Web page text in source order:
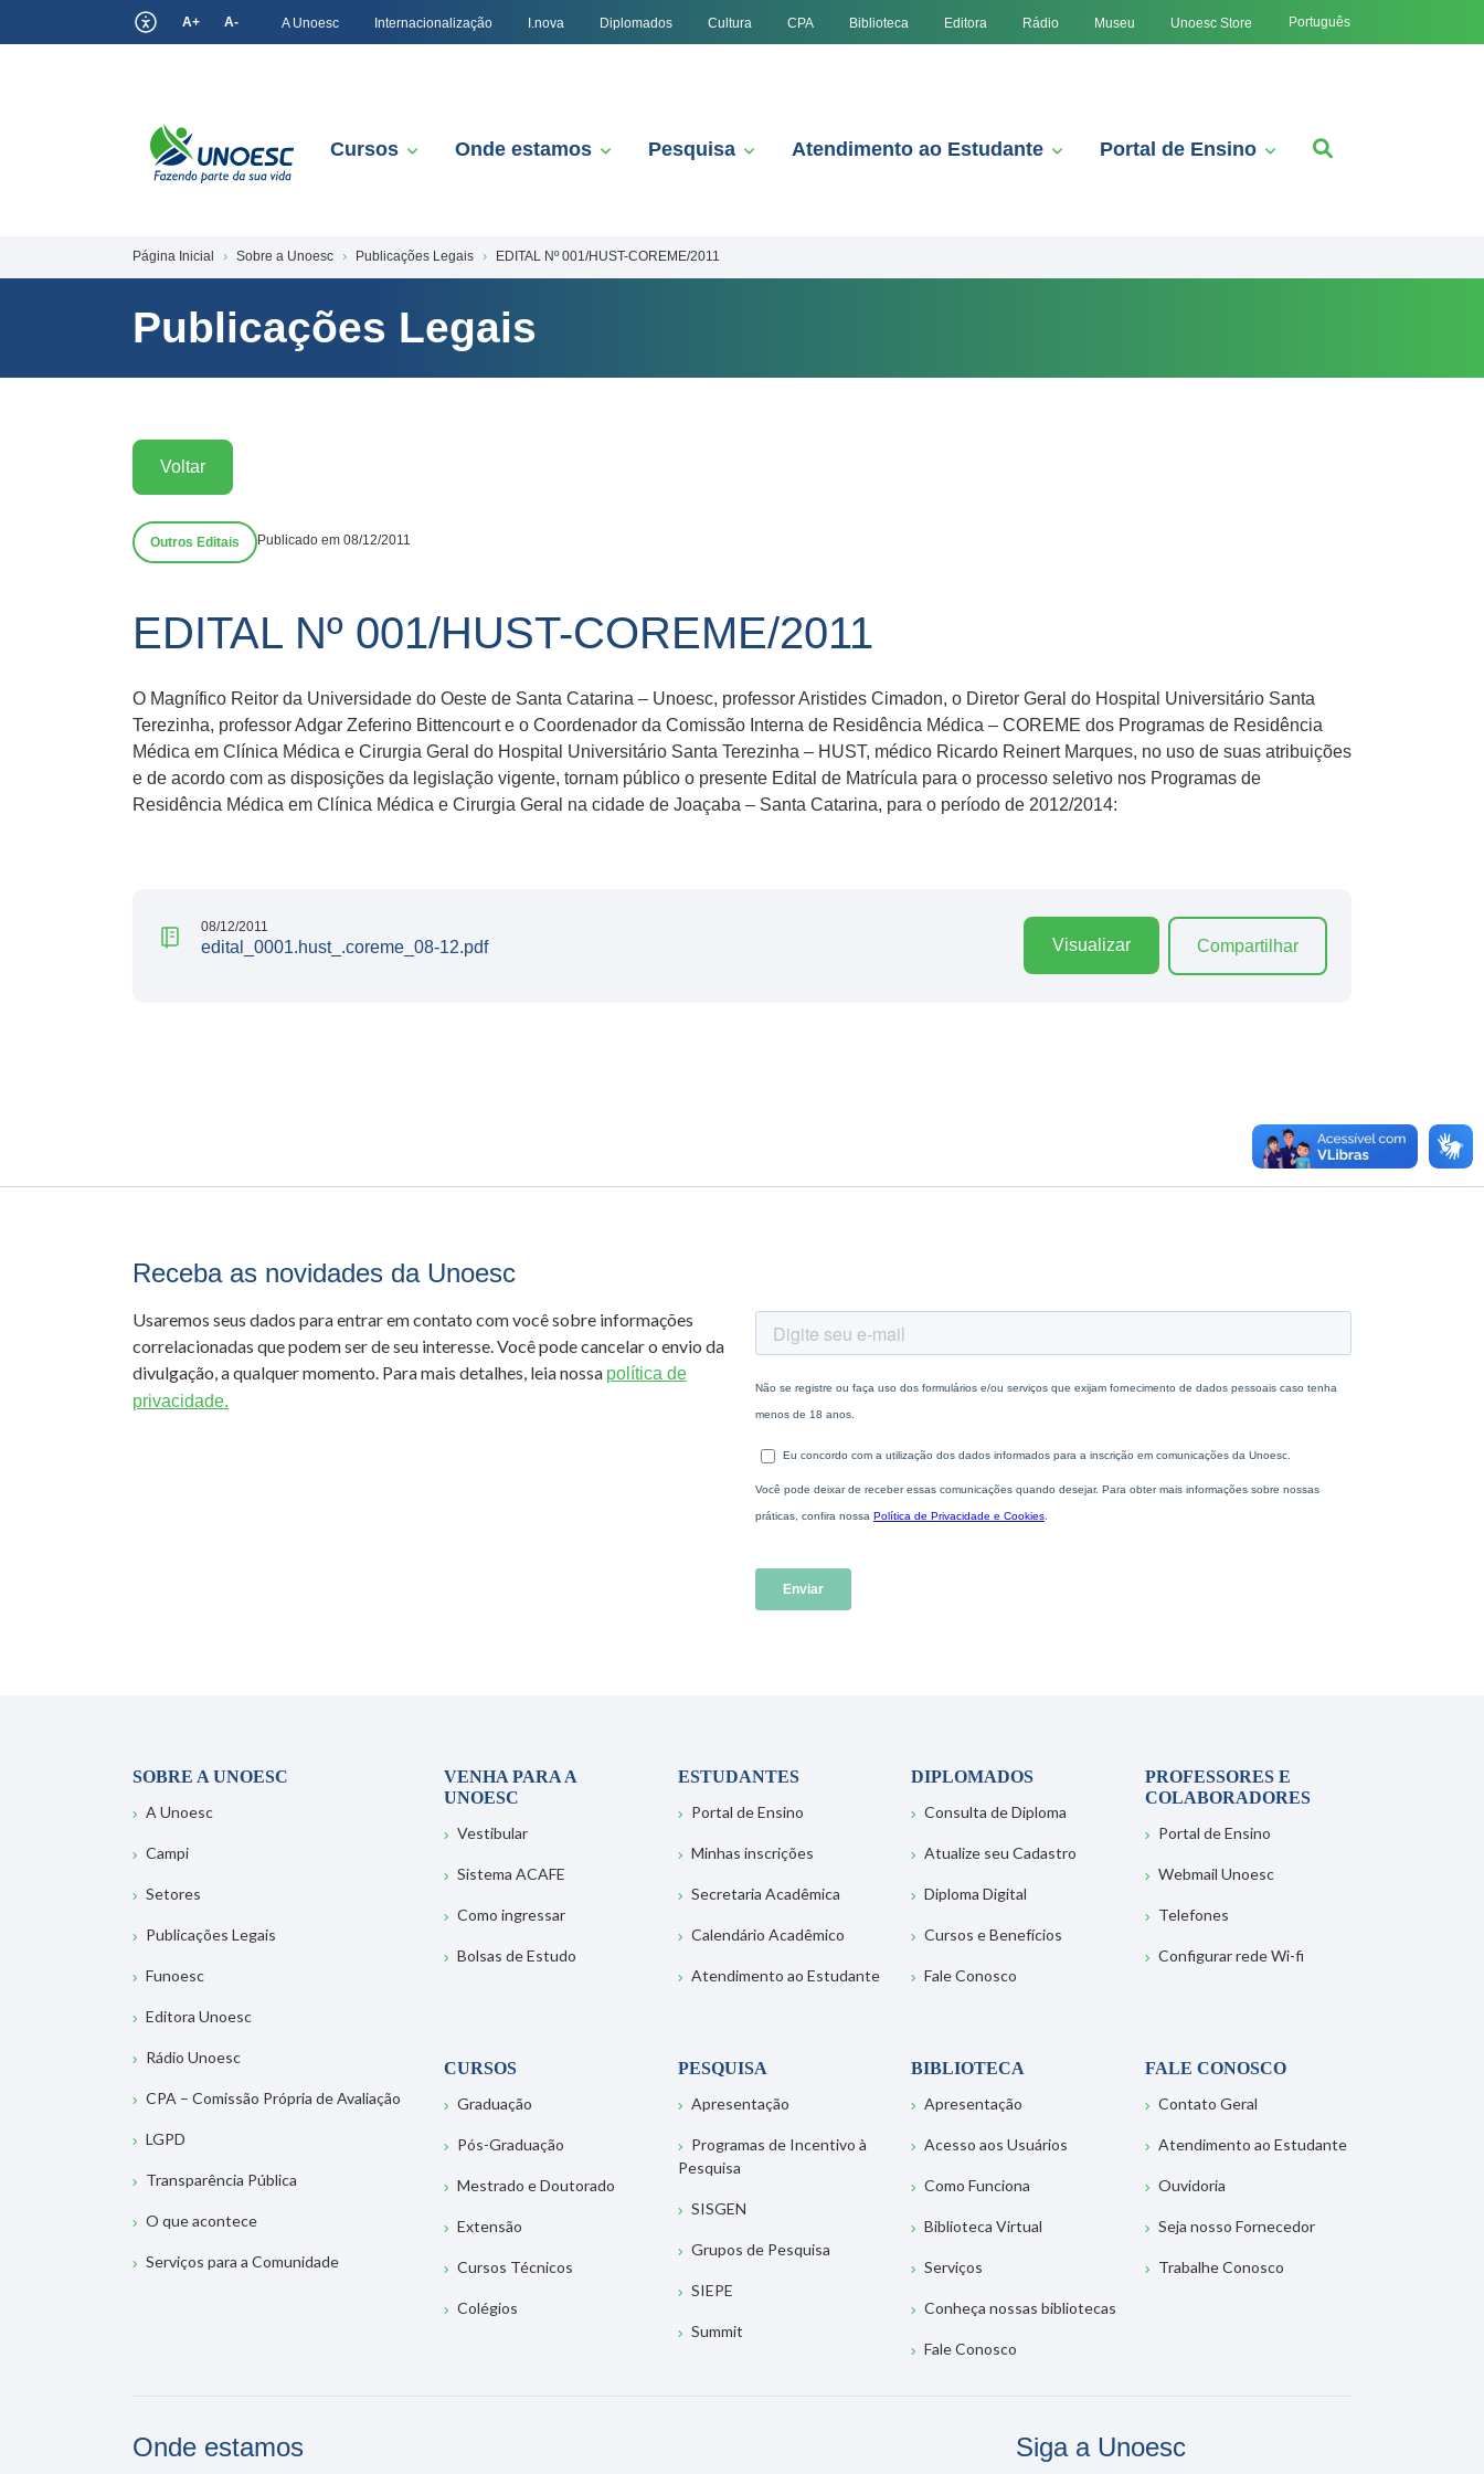
A+ A- A Unoesc Internacionalização I.nova Diplomados Cultura CPA Biblioteca Editora Rádio Museu Unoesc Store Português
Cursos Onde estamos Pesquisa Atendimento ao Estudante Portal de Ensino
Página Inicial Sobre a Unoesc Publicações Legais EDITAL Nº 001/HUST-COREME/2011
Publicações Legais
Voltar
Outros Editais Publicado em 08/12/2011
EDITAL Nº 001/HUST-COREME/2011
O Magnífico Reitor da Universidade do Oeste de Santa Catarina – Unoesc, professor Aristides Cimadon, o Diretor Geral do Hospital Universitário Santa
Terezinha, professor Adgar Zeferino Bittencourt e o Coordenador da Comissão Interna de Residência Médica – COREME dos Programas de Residência
Médica em Clínica Médica e Cirurgia Geral do Hospital Universitário Santa Terezinha – HUST, médico Ricardo Reinert Marques, no uso de suas atribuições
e de acordo com as disposições da legislação vigente, tornam público o presente Edital de Matrícula para o processo seletivo nos Programas de
Residência Médica em Clínica Médica e Cirurgia Geral na cidade de Joaçaba – Santa Catarina, para o período de 2012/2014:
08/12/2011
edital_0001.hust_.coreme_08-12.pdf Visualizar Compartilhar
Receba as novidades da Unoesc
Usaremos seus dados para entrar em contato com você sobre informações
correlacionadas que podem ser de seu interesse. Você pode cancelar o envio da
divulgação, a qualquer momento. Para mais detalhes, leia nossa política de
privacidade.
SOBRE A UNOESC
A Unoesc
Campi
Setores
Publicações Legais
Funoesc
Editora Unoesc
Rádio Unoesc
CPA – Comissão Própria de Avaliação
LGPD
Transparência Pública
O que acontece
Serviços para a Comunidade
VENHA PARA A
UNOESC
Vestibular
Sistema ACAFE
Como ingressar
Bolsas de Estudo
ESTUDANTES
Portal de Ensino
Minhas inscrições
Secretaria Acadêmica
Calendário Acadêmico
Atendimento ao Estudante
DIPLOMADOS
Consulta de Diploma
Atualize seu Cadastro
Diploma Digital
Cursos e Benefícios
Fale Conosco
PROFESSORES E
COLABORADORES
Portal de Ensino
Webmail Unoesc
Telefones
Configurar rede Wi-fi
CURSOS
Graduação
Pós-Graduação
Mestrado e Doutorado
Extensão
Cursos Técnicos
Colégios
PESQUISA
Apresentação
Programas de Incentivo à
Pesquisa
SISGEN
Grupos de Pesquisa
SIEPE
Summit
BIBLIOTECA
Apresentação
Acesso aos Usuários
Como Funciona
Biblioteca Virtual
Serviços
Conheça nossas bibliotecas
Fale Conosco
FALE CONOSCO
Contato Geral
Atendimento ao Estudante
Ouvidoria
Seja nosso Fornecedor
Trabalhe Conosco
Onde estamos Siga a Unoesc